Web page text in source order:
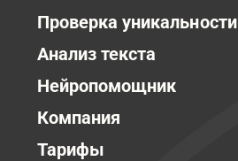
Проверка уникальности
Анализ текста
Нейропомощник
Компания
Тарифы